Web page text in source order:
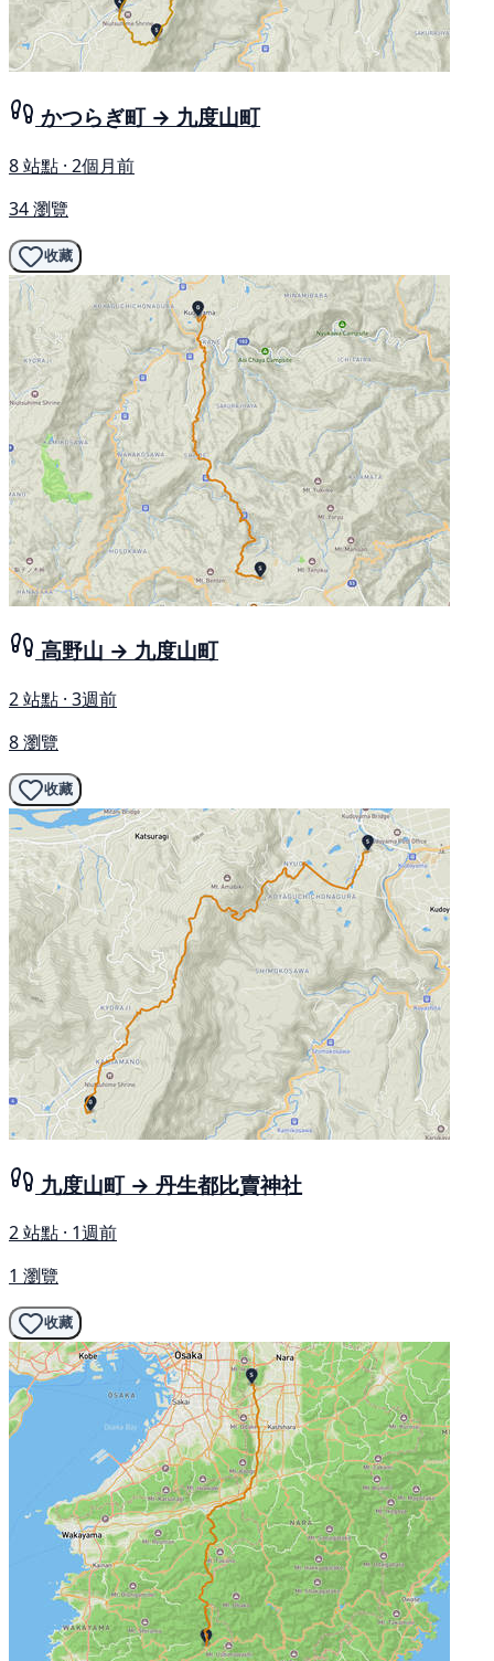
かつらぎ町 → 九度山町
8 站點 · 2個月前
34 瀏覽
收藏
高野山 → 九度山町
2 站點 · 3週前
8 瀏覽
收藏
九度山町 → 丹生都比賣神社
2 站點 · 1週前
1 瀏覽
收藏